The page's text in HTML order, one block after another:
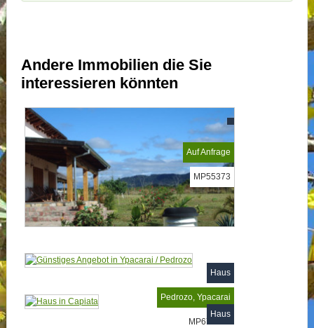
Andere Immobilien die Sie
interessieren könnten
Auf Anfrage
MP55373
Haus
Pedrozo, Ypacarai
MP677818
Haus